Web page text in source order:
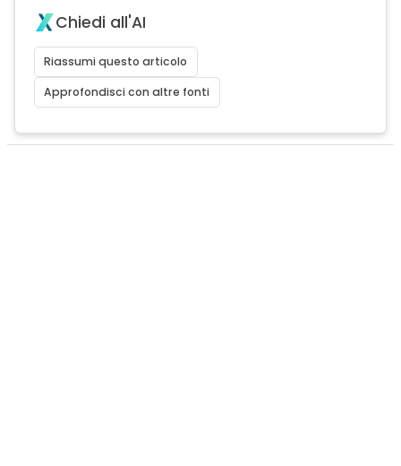
Chiedi all'AI
Riassumi questo articolo
Approfondisci con altre fonti